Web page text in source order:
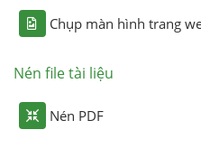
Chụp màn hình trang
Nén file tài liệu
Nén PDF